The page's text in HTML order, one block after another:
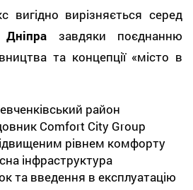
вигідно вирізняється серед
завдяки поєднанню
та концепції «місто в
район
Comfort City Group
рівнем комфорту
інфраструктура
та введення в експлуатацію